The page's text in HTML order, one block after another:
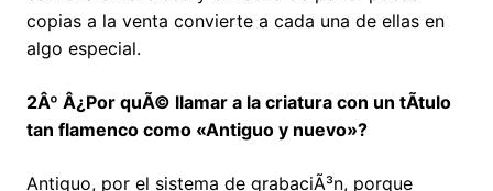
copias a la venta convierte a cada una de ellas en
algo especial.
2Âº Â¿Por quÃ© llamar a la criatura con un tÃ­tulo
tan flamenco como «Antiguo y nuevo»?
Antiguo, por el sistema de grabaciÃ³n, porque